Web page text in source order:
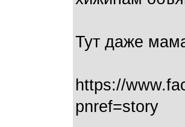
Тут даже
https://
pnref=story